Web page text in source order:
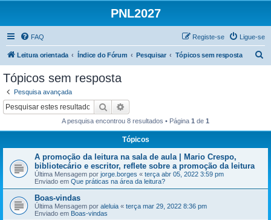
PNL2027
FAQ Ligue-se
Registe-se
Leitura orientada Índice do Fórum Pesquisar Tópicos sem resposta
Tópicos sem resposta
Pesquisa avançada
Pesquisar
A pesquisa encontrou 8 resultados • Página 1 de 1
Tópicos
A promoção da leitura na sala de aula | Mario Crespo,
bibliotecário e escritor, reflete sobre a promoção da leitura
Última Mensagem por jorge.borges « terça abr 05, 2022 3:59 pm
Enviado em Que práticas na área da leitura?
Boas-vindas
Última Mensagem por aleluia « terça mar 29, 2022 8:36 pm
Enviado em Boas-vindas